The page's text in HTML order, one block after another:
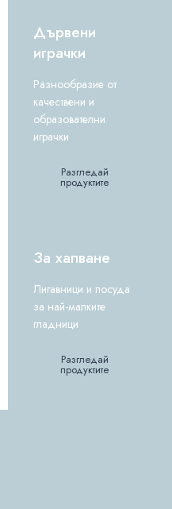
Дървени
играчки
Разнообразие от
качествени и
образователни
играчки
Разгледай
продуктите
За хапване
Лигавници и посуда
за най-малките
гладници
Разгледай
продуктите